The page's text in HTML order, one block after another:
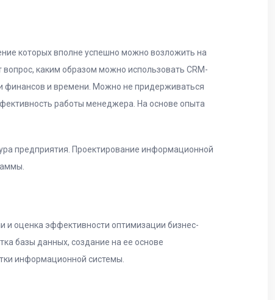
которых вполне успешно можно возложить на
каким образом можно использовать CRM-
финансов и времени. Можно не придерживаться
работы менеджера. На основе опыта
предприятия. Проектирование информационной
и оценка эффективности оптимизации бизнес-
базы данных, создание на ее основе
информационной системы.